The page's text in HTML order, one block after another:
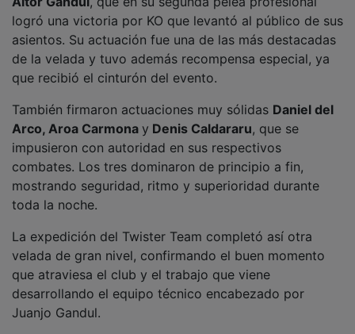
logró una victoria por KO que levantó al público de sus
asientos. Su actuación fue una de las más destacadas
de la velada y tuvo además recompensa especial, ya
que recibió el cinturón del evento.
Arco, Aroa CarmonayDenis Caldararu, que se
impusieron con autoridad en sus respectivos
combates. Los tres dominaron de principio a fin,
mostrando seguridad, ritmo y superioridad durante
toda la noche.
velada de gran nivel, confirmando el buen momento
que atraviesa el club y el trabajo que viene
desarrollando el equipo técnico encabezado por
Juanjo Gandul.